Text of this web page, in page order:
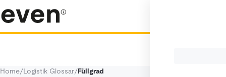
Home/Logistik Glossar/Füllgrad